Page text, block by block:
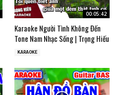
00:05:42
Karaoke Người Tình Không Đến
Tone Nam Nhạc Sống | Trọng Hiếu
KARAOKE